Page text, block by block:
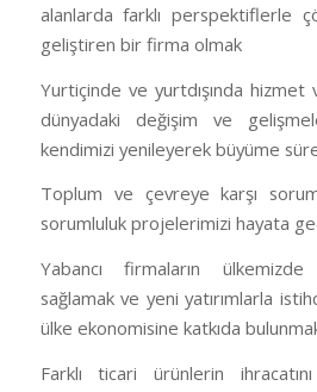
alanlarda farklı perspektiflerle
geliştiren bir firma olmak
Yurtiçinde ve yurtdışında
dünyadaki değişim ve
kendimizi yenileyerek büyüme
Toplum ve çevreye karşı
sorumluluk projelerimizi hayata
Yabancı firmaların ülkemizde
sağlamak ve yeni yatırımlarla
ülke ekonomisine katkıda
Farklı ticari ürünlerin